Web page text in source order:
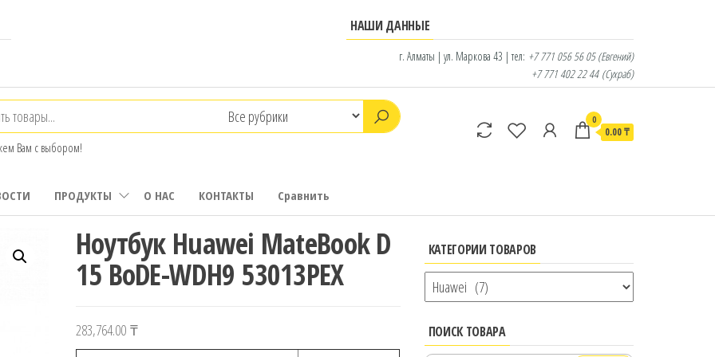
НАШИ ДАННЫЕ
г. Алматы | ул. Маркова 43 | тел: +7 771 056 56 05(Евгений)
+7 771 402 22 44(Сухраб)
Вам с выбором!
0
0.00 ₸
ПРОДУКТЫ О НАС КОНТАКТЫ Сравнить
Ноутбук Huawei MateBook D
15 BoDE-WDH9 53013PEX
283,764.00 ₸
КАТЕГОРИИ ТОВАРОВ
ПОИСК ТОВАРА